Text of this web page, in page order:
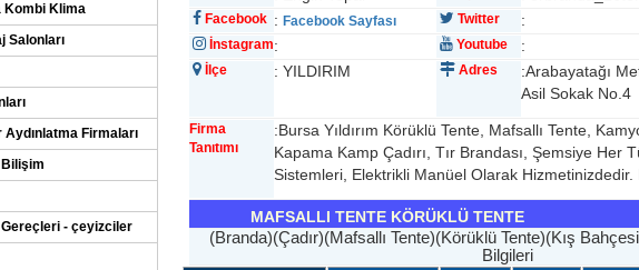
Kombi Klima
Salonları
Firmaları
- çeyizciler
Facebook : Facebook Sayfası Twitter :
İnstagram: Youtube :
İlçe : YILDIRIM Adres
:Arabayatağı
Asil Sokak No.4
Firma
Tanıtımı
:Bursa Yıldırım Körüklü Tente, Mafsallı Tente,
Kapama Kamp Çadırı, Tır Brandası, Şemsiye Her
Sistemleri, Elektrikli Manüel Olarak Hizmetinizdedir.
MAFSALLI TENTE KÖRÜKLÜ TENTE
(Branda)(Çadır)(Mafsallı Tente)(Körüklü Tente)(Kış
Bilgileri